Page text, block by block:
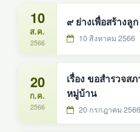
10
ส.ค.
2566
๙ ย่างเพื่อสร้างลูก
10 สิงหาคม 2566
20
ก.ค.
2566
เรื่อง ขอสำรวจส
หมู่บ้าน
20 กรกฎาคม 2566